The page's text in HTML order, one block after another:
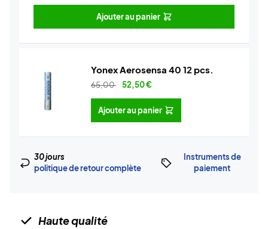
Ajouter au panier
Yonex Aerosensa 40 12 pcs.
65,00 52,50€
Ajouter au panier
30 jours
politique de retour complète
Instruments de
paiement
Haute qualité